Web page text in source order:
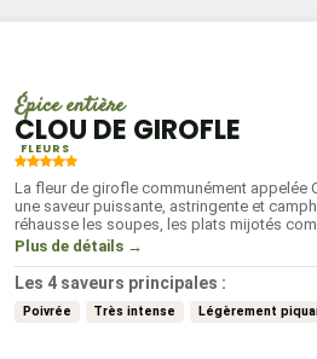
Épice entière
CLOU DE GIROFLE
FLEURS
La fleur de girofle communément appelée
une saveur puissante, astringente et
réhausse les soupes, les plats mijotés
feu. Le clou de girofle rentre également
épices.
Plus de détails →
Les 4 saveurs principales :
Poivrée Très intense Légèrement